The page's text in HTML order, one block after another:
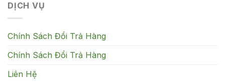
DỊCH VỤ
Chính Sách Đổi Trả Hàng
Chính Sách Đổi Trả Hàng
Liên Hệ